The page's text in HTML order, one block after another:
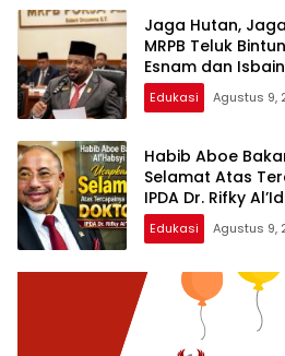
Jaga Hutan,
MRPB Teluk
Esnam dan
Edukasi Agustus 9,
Habib Aboe
Selamat Atas
IPDA Dr. Rifky
Edukasi Agustus 9,